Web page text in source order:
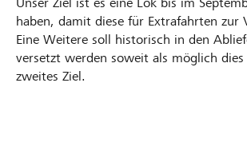
Unser Ziel ist es eine Lok bis im
haben, damit diese für Extrafahrten zur
Eine Weitere soll historisch in den
versetzt werden soweit als möglich
zweites Ziel.